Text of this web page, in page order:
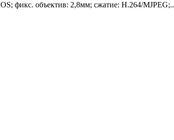
фикс. объектив: 2,8мм; сжатие: H.264/MJPEG;..